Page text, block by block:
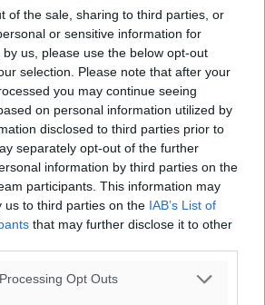
of the sale, sharing to third parties, or
or sensitive information for
us, please use the below opt-out
selection. Please note that after your
you may continue seeing
on personal information utilized by
disclosed to third parties prior to
separately opt-out of the further
information by third parties on the
participants. This information may
us to third parties on the IAB’s List of
that may further disclose it to other
Opt Outs
προέδρων
Συλλόγων, μεταξύ αυτών
Σαρρής
κυρίως εκείνα που συνδέονται με
και τις μνήμες του λαούς μας,
με αίσθημα ευθύνης και εθνικής